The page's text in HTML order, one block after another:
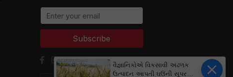
Subscribe
વૈજ્ઞાનિકોએ વિકસાવી અઢળક
ઉત્પાદન આપતી ઘઉંની સૂપર